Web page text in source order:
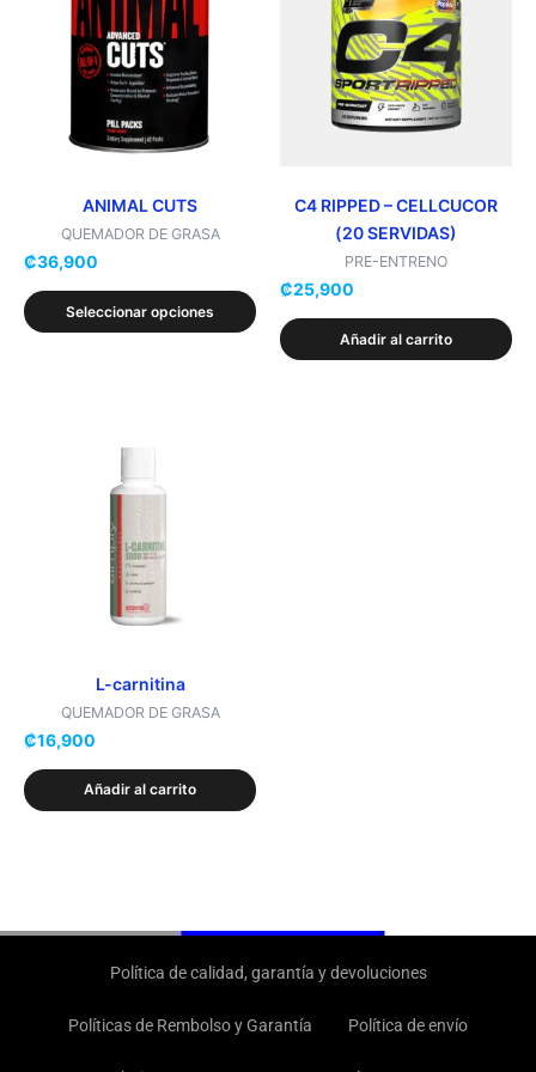
ANIMAL CUTS
QUEMADOR DE GRASA
₡36,900
Seleccionar opciones
tiene
múltiples
variantes.
Las
opciones
se
elegir
en
página
de
C4 RIPPED – CELLCUCOR
(20 SERVIDAS)
PRE-ENTRENO
₡25,900
Añadir al carrito
L-carnitina
QUEMADOR DE GRASA
₡16,900
Añadir al carrito
Política de calidad, garantía y devoluciones
Políticas de Rembolso y Garantía Política de envío